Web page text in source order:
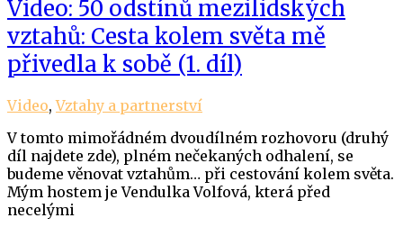
Video: 50 odstínů mezilidských
vztahů: Cesta kolem světa mě
přivedla k sobě (1. díl)
Video,Vztahy a partnerství
V tomto mimořádném dvoudílném rozhovoru (druhý
díl najdete zde), plném nečekaných odhalení, se
budeme věnovat vztahům… při cestování kolem světa.
Mým hostem je Vendulka Volfová, která před
necelými